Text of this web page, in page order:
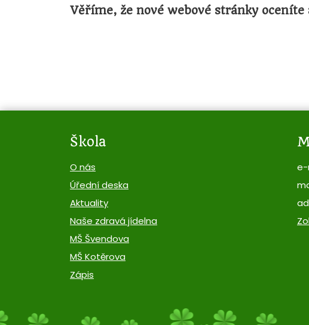
Věříme, že nové webové stránky
Škola
O nás
Úřední deska
Aktuality
Naše zdravá jídelna
MŠ Švendova
MŠ Kotěrova
Zápis
e-